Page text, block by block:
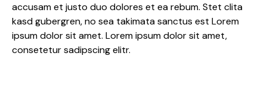
accusam et justo duo dolores et ea rebum. Stet clita
kasd gubergren, no sea takimata sanctus est Lorem
ipsum dolor sit amet. Lorem ipsum dolor sit amet,
consetetur sadipscing elitr.